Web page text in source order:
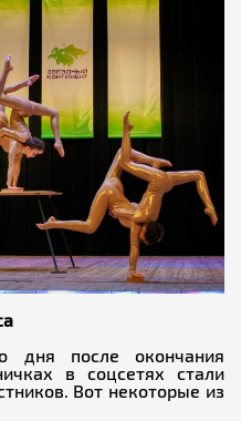
дня после окончания
в соцсетях стали
Вот некоторые из